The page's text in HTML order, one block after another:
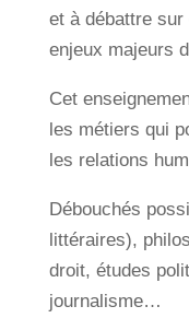
et à débattre
enjeux majeurs
Cet
les métiers qui
les relations
Débouchés
littéraires),
droit, études
journalisme…